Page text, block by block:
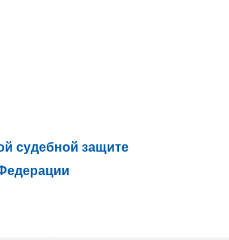
судебной защите